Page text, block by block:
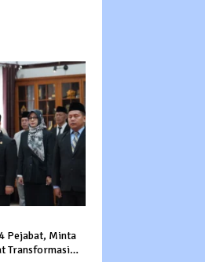
Pejabat, Minta
Transformasi